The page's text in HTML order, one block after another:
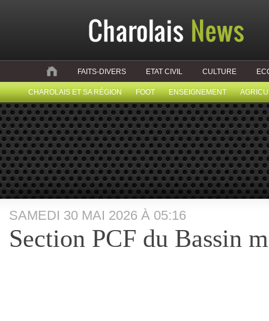
FAITS-DIVERS ETAT CIVIL CULTURE
CHAROLAIS ET SA RÉGION FOOT ENSEIGNEMENT
SAMEDI 30 MAI 2026 À 05:16
Section PCF du Bassin